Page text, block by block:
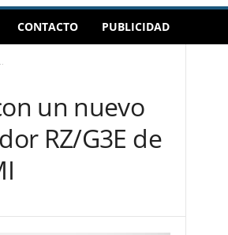
CONTACTO PUBLICIDAD
un nuevo
RZ/G3E de